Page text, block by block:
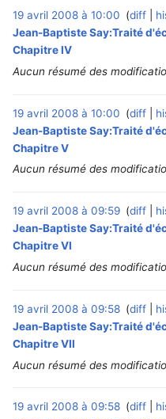
19 avril 2008 à 10:00 diff
Jean-Baptiste Say:Traité
Chapitre IV
Aucun résumé des
19 avril 2008 à 10:00 diff
Jean-Baptiste Say:Traité
Chapitre V
Aucun résumé des
19 avril 2008 à 09:59 diff
Jean-Baptiste Say:Traité
Chapitre VI
Aucun résumé des
19 avril 2008 à 09:58 diff
Jean-Baptiste Say:Traité
Chapitre VII
Aucun résumé des
19 avril 2008 à 09:58 diff